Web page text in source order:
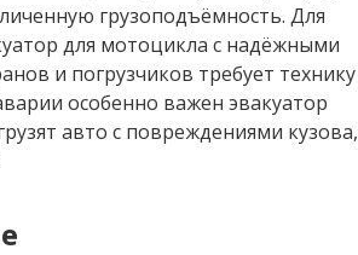
грузоподъёмность. Для
для мотоцикла с надёжными
и погрузчиков требует технику
особенно важен эвакуатор
авто с повреждениями кузова,